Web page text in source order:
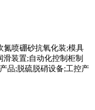
氮喷硼砂抗氧化装;模具
装置;自动化控制柜制
品;脱硫脱硝设备;工控产